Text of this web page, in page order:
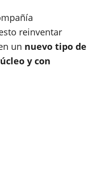
reinventar
un nuevo tipo de
y con